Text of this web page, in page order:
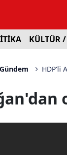
KÜLTÜR
Gündem HDP'li